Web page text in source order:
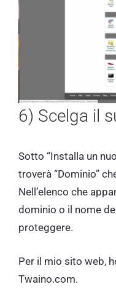
6) Scelga il
Sotto “Installa un
troverà “Dominio”
Nell’elenco che
dominio o il nome
proteggere.
Per il mio sito web,
Twaino.com.